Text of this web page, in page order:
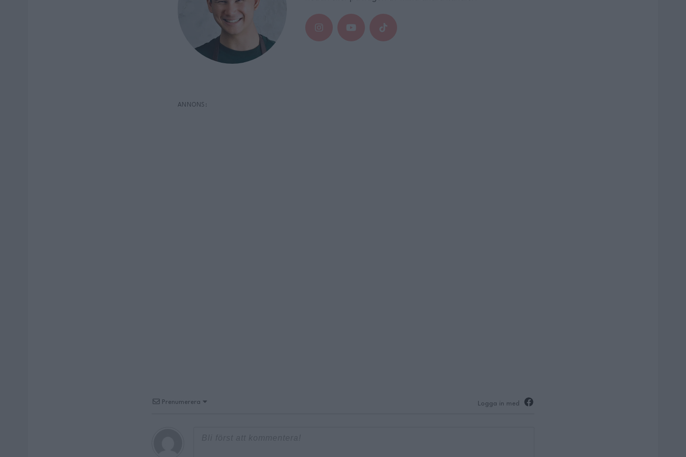
Prenumerera Logga in med